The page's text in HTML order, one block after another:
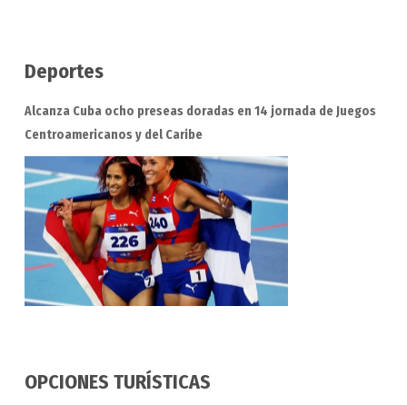
Deportes
Alcanza Cuba ocho preseas doradas en 14 jornada de Juegos
Centroamericanos y del Caribe
OPCIONES TURÍSTICAS